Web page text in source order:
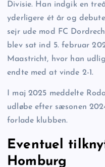
Divisie. Han indgik en
yderligere ét år og
sejr ude mod FC
blev sat ind 5. februar
Maastricht, hvor han
endte med at vinde 2-1.
I maj 2025 meddelte
udløbe efter sæsonen
forlade klubben.
Eventuel
Homburg